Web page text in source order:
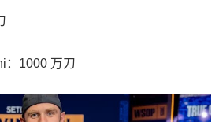
：1000 万刀